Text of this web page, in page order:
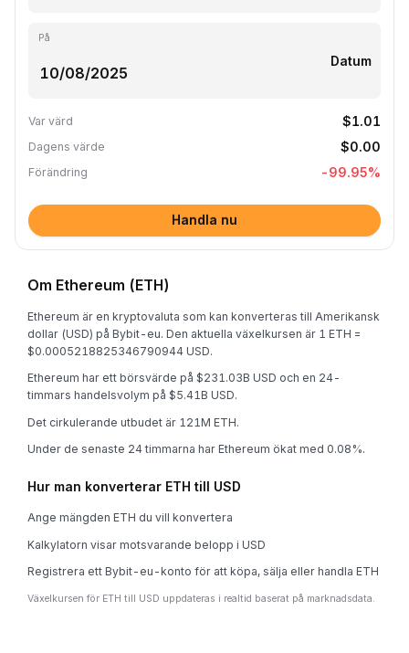
På
Datum
Var värd $1.01
Dagens värde $0.00
Förändring -99.95%
Handla nu
Om Ethereum (ETH)
Ethereum är en kryptovaluta som kan konverteras till Amerikansk
dollar (USD) på Bybit-eu. Den aktuella växelkursen är 1 ETH =
$0.0005218825346790944 USD.
Ethereum har ett börsvärde på $231.03B USD och en 24-
timmars handelsvolym på $5.41B USD.
Det cirkulerande utbudet är 121M ETH.
Under de senaste 24 timmarna har Ethereum ökat med 0.08%.
Hur man konverterar ETH till USD
Ange mängden ETH du vill konvertera
Kalkylatorn visar motsvarande belopp i USD
Registrera ett Bybit-eu-konto för att köpa, sälja eller handla ETH
Växelkursen för ETH till USD uppdateras i realtid baserat på marknadsdata.